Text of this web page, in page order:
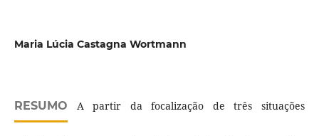
Maria Lúcia Castagna Wortmann
RESUMO A partir da focalização de três situações